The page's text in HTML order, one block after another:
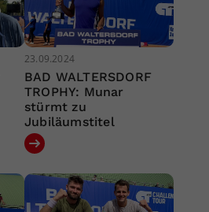
23.09.2024
BAD WALTERSDORF
TROPHY: Munar
stürmt zu
Jubiläumstitel